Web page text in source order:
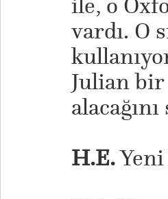
ile, o
vardı. O
Julian
H.E.Yeni